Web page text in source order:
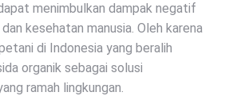
menimbulkan dampak negatif
kesehatan manusia. Oleh karena
di Indonesia yang beralih
organik sebagai solusi
ramah lingkungan.